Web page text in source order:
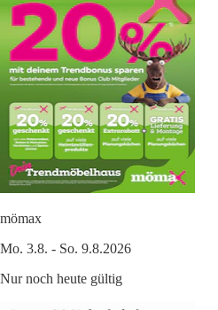
mömax
Mo. 3.8. - So. 9.8.2026
Nur noch heute gültig